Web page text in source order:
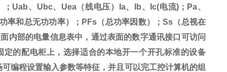
； Uab、 Ubc、 Uea（线电压） Ia、 Ib、 Ic(电流) ； Pa、
率和总无功功率）； PFs （总功率因数）； Ss （总视在
内部的电量信息表中，通过表面的数字通讯接口可访问
定的配电柜上，选择适合的本地开一个开孔标准的设备
编程设置输入参数等特征，并且可以完工控计算机的组